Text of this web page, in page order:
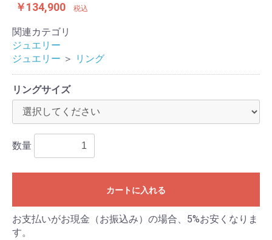
￥134,900 税込
関連カテゴリ
ジュエリー
ジュエリー ＞ リング
リングサイズ
数量
カートに入れる
お支払いがお現金（お振込み）の場合、5%お安くなりま
す。